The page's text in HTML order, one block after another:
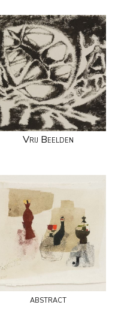
Vrij Beelden
abstract